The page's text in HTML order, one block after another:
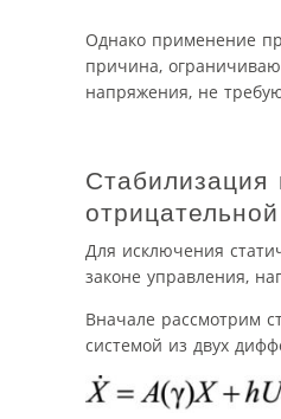
Однако применение
причина,
напряжения, не
Для исключения
законе управления,
Вначале рассмотрим
системой из двух